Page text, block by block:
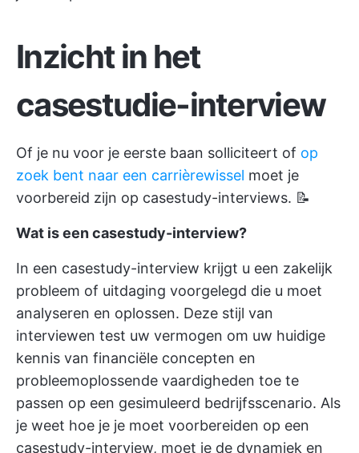
Inzicht in het
casestudie-interview
Of je nu voor je eerste baan solliciteert of op
zoek bent naar een carrièrewissel moet je
voorbereid zijn op casestudy-interviews. 📝
Wat is een casestudy-interview?
In een casestudy-interview krijgt u een zakelijk
probleem of uitdaging voorgelegd die u moet
analyseren en oplossen. Deze stijl van
interviewen test uw vermogen om uw huidige
kennis van financiële concepten en
probleemoplossende vaardigheden toe te
passen op een gesimuleerd bedrijfsscenario. Als
je weet hoe je je moet voorbereiden op een
casestudy-interview, moet je de dynamiek en